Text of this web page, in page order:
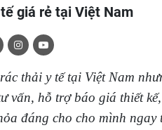
giá rẻ tại Việt Nam
thải y tế tại Việt Nam
vấn, hỗ trợ báo giá thiết
đáng cho cho mình